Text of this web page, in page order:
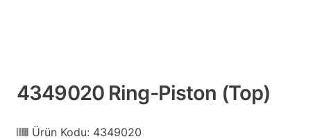
4349020 Ring-Piston (Top)
Ürün Kodu: 4349020